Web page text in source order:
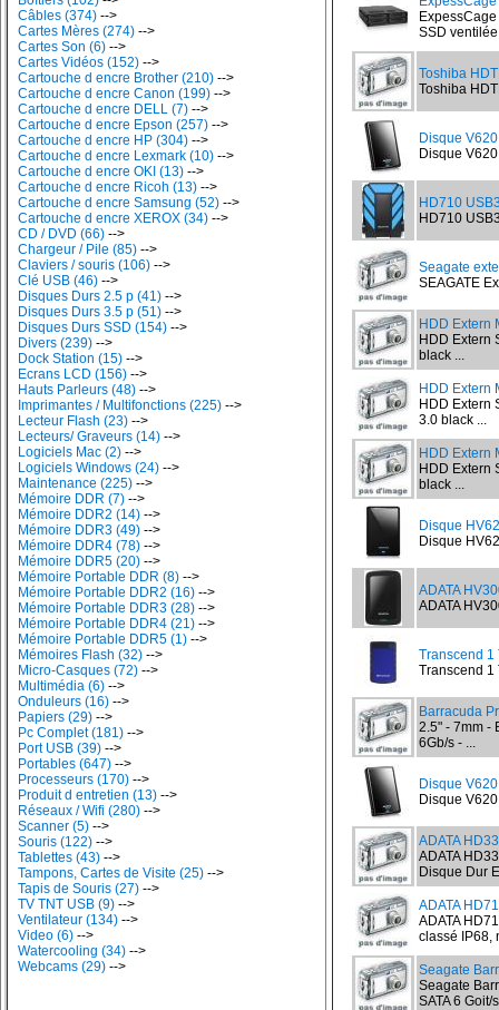
Câbles (374) -->
Cartes Mères (274) -->
Cartes Son (6) -->
Cartes Vidéos (152) -->
Cartouche d encre Brother (210) -->
Cartouche d encre Canon (199) -->
Cartouche d encre DELL (7) -->
Cartouche d encre Epson (257) -->
Cartouche d encre HP (304) -->
Cartouche d encre Lexmark (10) -->
Cartouche d encre OKI (13) -->
Cartouche d encre Ricoh (13) -->
Cartouche d encre Samsung (52) -->
Cartouche d encre XEROX (34) -->
CD / DVD (66) -->
Chargeur / Pile (85) -->
Claviers / souris (106) -->
Clé USB (46) -->
Disques Durs 2.5 p (41) -->
Disques Durs 3.5 p (51) -->
Disques Durs SSD (154) -->
Divers (239) -->
Dock Station (15) -->
Ecrans LCD (156) -->
Hauts Parleurs (48) -->
Imprimantes / Multifonctions (225) -->
Lecteur Flash (23) -->
Lecteurs/ Graveurs (14) -->
Logiciels Mac (2) -->
Logiciels Windows (24) -->
Maintenance (225) -->
Mémoire DDR (7) -->
Mémoire DDR2 (14) -->
Mémoire DDR3 (49) -->
Mémoire DDR4 (78) -->
Mémoire DDR5 (20) -->
Mémoire Portable DDR (8) -->
Mémoire Portable DDR2 (16) -->
Mémoire Portable DDR3 (28) -->
Mémoire Portable DDR4 (21) -->
Mémoire Portable DDR5 (1) -->
Mémoires Flash (32) -->
Micro-Casques (72) -->
Multimédia (6) -->
Onduleurs (16) -->
Papiers (29) -->
Pc Complet (181) -->
Port USB (39) -->
Portables (647) -->
Processeurs (170) -->
Produit d entretien (13) -->
Réseaux / Wifi (280) -->
Scanner (5) -->
Souris (122) -->
Tablettes (43) -->
Tampons, Cartes de Visite (25) -->
Tapis de Souris (27) -->
TV TNT USB (9) -->
Ventilateur (134) -->
Video (6) -->
Watercooling (34) -->
Webcams (29) -->
SSD
Toshiba
Toshiba
Disque
Disque
HD710
HD710
Seagate
SEAGATE
HDD Extern
HDD Extern
black ...
HDD Extern
HDD Extern
3.0 black ...
HDD Extern
HDD Extern
black ...
Disque
Disque
ADATA
ADATA
Transcend 1
Transcend 1
Barracuda
2.5" - 7mm -
6Gb/s - ...
Disque
Disque
ADATA
ADATA
Disque Dur
ADATA
ADATA
classé IP68,
Seagate
Seagate
SATA 6